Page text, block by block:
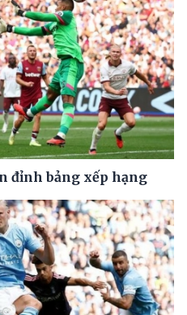
đỉnh bảng xếp hạng